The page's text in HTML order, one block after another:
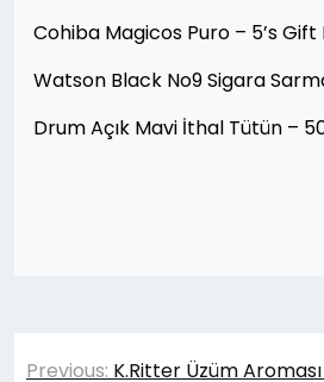
Cohiba Magicos Puro – 5’s Gift
Watson Black No9 Sigara
Drum Açık Mavi İthal Tütün –
Yazı
Previous: K.Ritter Üzüm